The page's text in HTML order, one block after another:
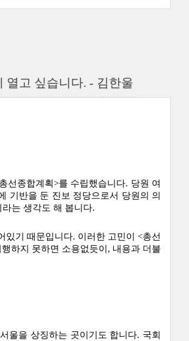
열고 싶습니다. - 김한울
선종합계획>를 수립했습니다. 당원 여
기반을 둔 진보 정당으로서 당원의 의
는 생각도 해 봅니다.
기 때문입니다. 이러한 고민이 <총선
하지 못하면 소용없듯이, 내용과 더불
울을 상징하는 곳이기도 합니다. 국회